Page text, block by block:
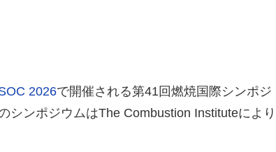
2026で開催される第41回燃焼国際シンポジ
シンポジウムはThe Combustion Instituteにより